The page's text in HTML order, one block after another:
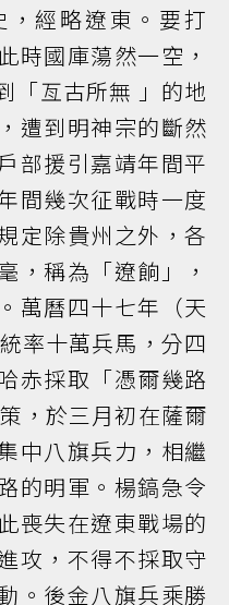
經略遼東。要打
時國庫蕩然一空，
「亙古所無 」的地
遭到明神宗的斷然
部援引嘉靖年間平
間幾次征戰時一度
定除貴州之外，各
，稱為「遼餉」，
萬曆四十七年（天
率十萬兵馬，分四
赤採取「憑爾幾路
，於三月初在薩爾
中八旗兵力，相繼
的明軍。楊鎬急令
喪失在遼東戰場的
攻，不得不採取守
。後金八旗兵乘勝